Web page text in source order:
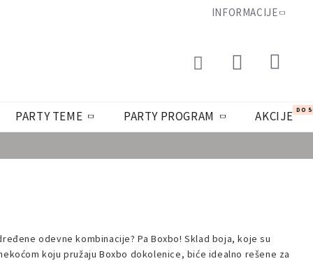
INFORMACIJE
PARTY TEME PARTY PROGRAM AKCIJE DO
odevne kombinacije? Pa Boxbo! Sklad boja, koje su
koju pružaju Boxbo dokolenice, biće idealno rešene za